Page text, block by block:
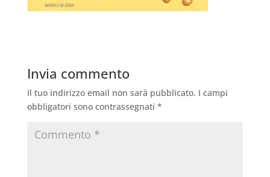
Invia commento
Il tuo indirizzo email non sarà pubblicato. I campi
obbligatori sono contrassegnati *